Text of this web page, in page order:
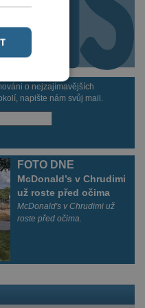
o nejzajímavějších
napište nám svůj mail.
FOTO DNE
McDonald’s v Chrudimi
už roste před očima
McDonald's v Chrudimi už
roste před očima.